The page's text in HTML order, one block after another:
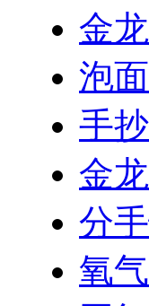
金
泡
手
金
分
氧